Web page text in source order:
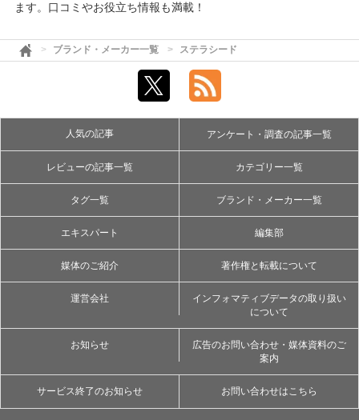
ます。口コミやお役立ち情報も満載！
ブランド・メーカー一覧 ステラシード
人気の記事 アンケート・調査の記事一覧
レビューの記事一覧 カテゴリー一覧
タグ一覧 ブランド・メーカー一覧
エキスパート 編集部
媒体のご紹介 著作権と転載について
運営会社
インフォマティブデータの取り扱い
について
お知らせ
広告のお問い合わせ・媒体資料のご
案内
サービス終了のお知らせ お問い合わせはこちら